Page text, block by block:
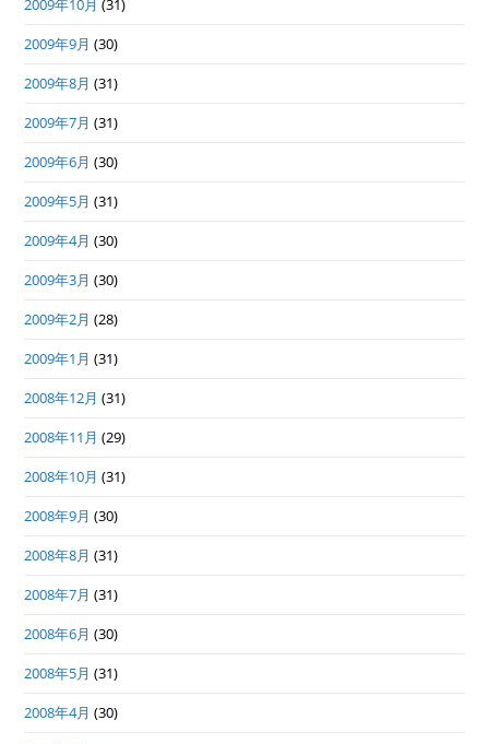
2009年10月 (31)
2009年9月 (30)
2009年8月 (31)
2009年7月 (31)
2009年6月 (30)
2009年5月 (31)
2009年4月 (30)
2009年3月 (30)
2009年2月 (28)
2009年1月 (31)
2008年12月 (31)
2008年11月 (29)
2008年10月 (31)
2008年9月 (30)
2008年8月 (31)
2008年7月 (31)
2008年6月 (30)
2008年5月 (31)
2008年4月 (30)